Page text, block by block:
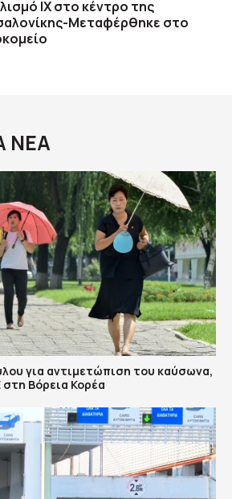
ΙΧ στο κέντρο της
Μεταφέρθηκε στο
ΝΕΑ
για αντιμετώπιση του καύσωνα,
Βόρεια Κορέα